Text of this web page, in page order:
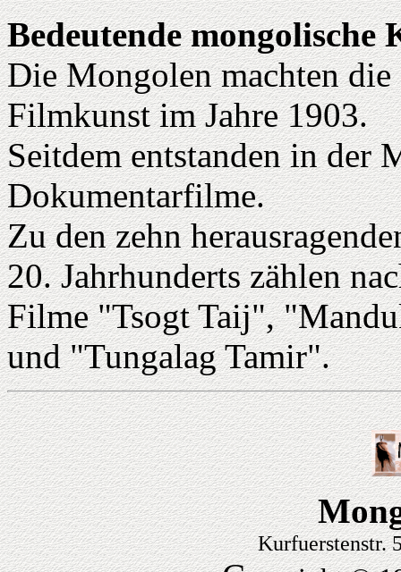
Bedeutende
Die Mongolen machten
Filmkunst im Jahre 1903.
Seitdem entstanden in der
Dokumentarfilme.
Zu den zehn
20. Jahrhunderts zählen
Filme "Tsogt Taij",
und "Tungalag Tamir".
Kurfuerstenstr.